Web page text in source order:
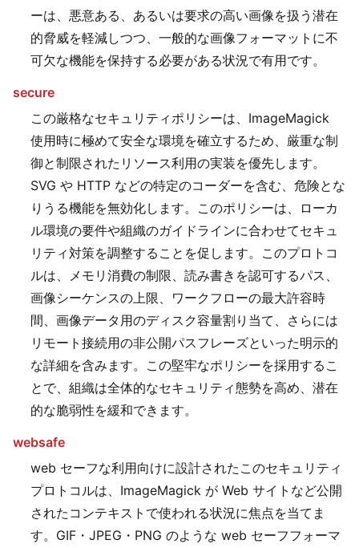
ーは、悪意ある、あるいは要求の高い画像を扱う潜在
的脅威を軽減しつつ、一般的な画像フォーマットに不
可欠な機能を保持する必要がある状況で有用です。
secure
この厳格なセキュリティポリシーは、ImageMagick
使用時に極めて安全な環境を確立するため、厳重な制
御と制限されたリソース利用の実装を優先します。
SVG や HTTP などの特定のコーダーを含む、危険とな
りうる機能を無効化します。このポリシーは、ローカ
ル環境の要件や組織のガイドラインに合わせてセキュ
リティ対策を調整することを促します。このプロトコ
ルは、メモリ消費の制限、読み書きを認可するパス、
画像シーケンスの上限、ワークフローの最大許容時
間、画像データ用のディスク容量割り当て、さらには
リモート接続用の非公開パスフレーズといった明示的
な詳細を含みます。この堅牢なポリシーを採用するこ
とで、組織は全体的なセキュリティ態勢を高め、潜在
的な脆弱性を緩和できます。
websafe
web セーフな利用向けに設計されたこのセキュリティ
プロトコルは、ImageMagick が Web サイトなど公開
されたコンテキストで使われる状況に焦点を当てま
す。GIF・JPEG・PNG のような web セーフフォーマ